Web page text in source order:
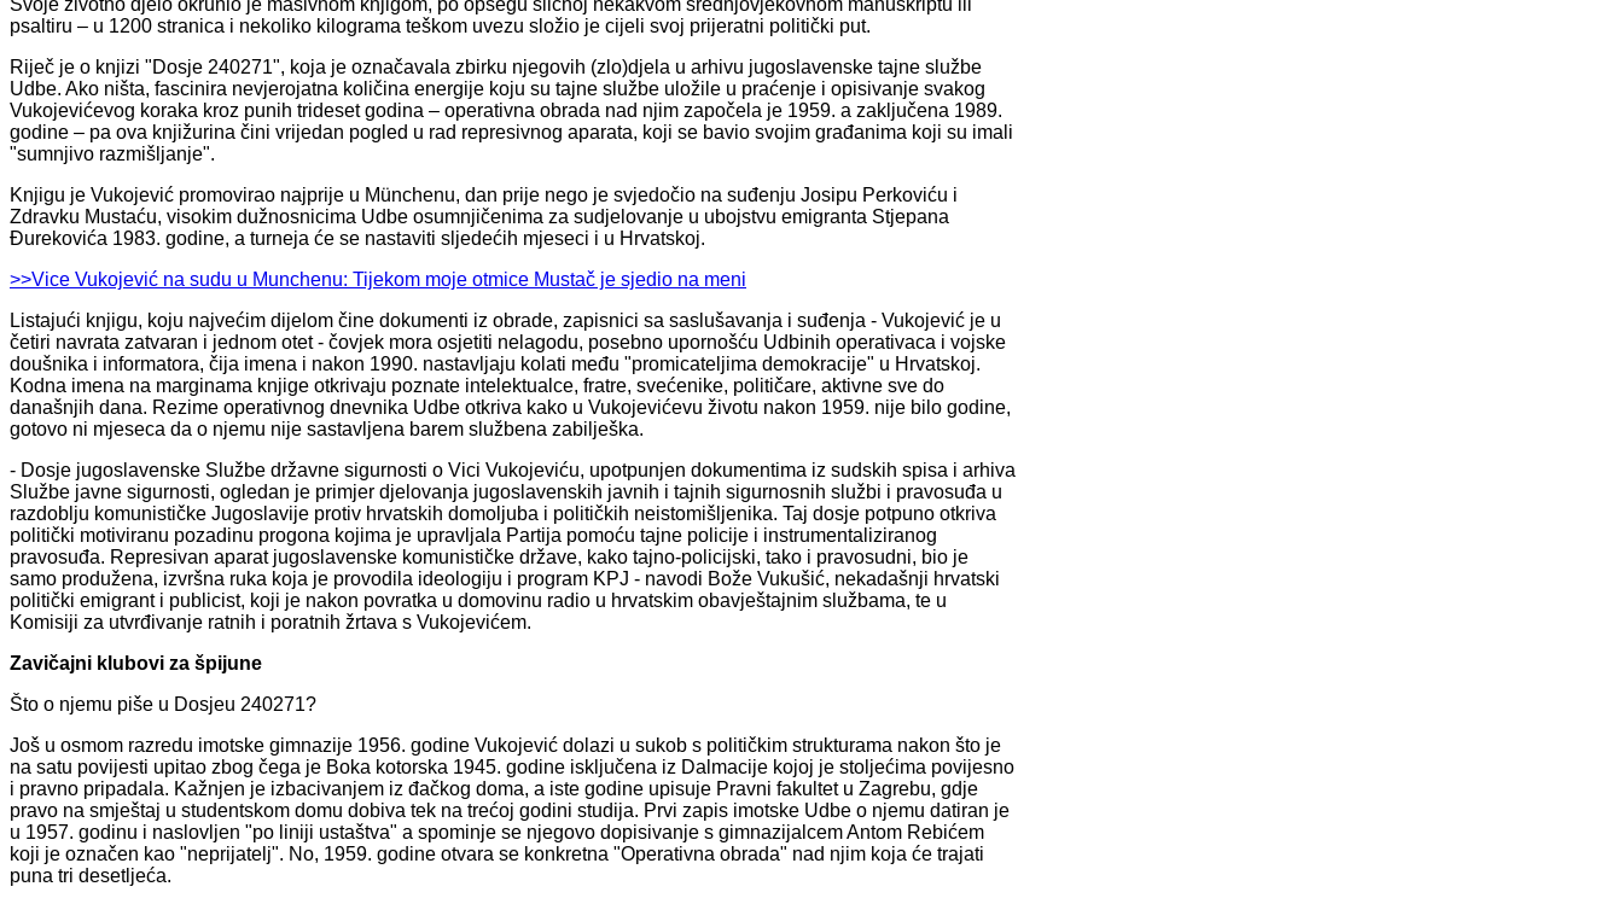
psaltiru – u 1200 stranica i nekoliko kilograma teškom uvezu složio je cijeli svoj prijeratni politički put.
Riječ je o knjizi "Dosje 240271", koja je označavala zbirku njegovih (zlo)djela u arhivu jugoslavenske tajne službe
Udbe. Ako ništa, fascinira nevjerojatna količina energije koju su tajne službe uložile u praćenje i opisivanje svakog
Vukojevićevog koraka kroz punih trideset godina – operativna obrada nad njim započela je 1959. a zaključena 1989.
godine – pa ova knjižurina čini vrijedan pogled u rad represivnog aparata, koji se bavio svojim građanima koji su imali
"sumnjivo razmišljanje".
Knjigu je Vukojević promovirao najprije u Münchenu, dan prije nego je svjedočio na suđenju Josipu Perkoviću i
Zdravku Mustaću, visokim dužnosnicima Udbe osumnjičenima za sudjelovanje u ubojstvu emigranta Stjepana
Đurekovića 1983. godine, a turneja će se nastaviti sljedećih mjeseci i u Hrvatskoj.
>>Vice Vukojević na sudu u Munchenu: Tijekom moje otmice Mustač je sjedio na meni
Listajući knjigu, koju najvećim dijelom čine dokumenti iz obrade, zapisnici sa saslušavanja i suđenja - Vukojević je u
četiri navrata zatvaran i jednom otet - čovjek mora osjetiti nelagodu, posebno upornošću Udbinih operativaca i vojske
doušnika i informatora, čija imena i nakon 1990. nastavljaju kolati među "promicateljima demokracije" u Hrvatskoj.
Kodna imena na marginama knjige otkrivaju poznate intelektualce, fratre, svećenike, političare, aktivne sve do
današnjih dana. Rezime operativnog dnevnika Udbe otkriva kako u Vukojevićevu životu nakon 1959. nije bilo godine,
gotovo ni mjeseca da o njemu nije sastavljena barem službena zabilješka.
- Dosje jugoslavenske Službe državne sigurnosti o Vici Vukojeviću, upotpunjen dokumentima iz sudskih spisa i arhiva
Službe javne sigurnosti, ogledan je primjer djelovanja jugoslavenskih javnih i tajnih sigurnosnih službi i pravosuđa u
razdoblju komunističke Jugoslavije protiv hrvatskih domoljuba i političkih neistomišljenika. Taj dosje potpuno otkriva
politički motiviranu pozadinu progona kojima je upravljala Partija pomoću tajne policije i instrumentaliziranog
pravosuđa. Represivan aparat jugoslavenske komunističke države, kako tajno-policijski, tako i pravosudni, bio je
samo produžena, izvršna ruka koja je provodila ideologiju i program KPJ - navodi Bože Vukušić, nekadašnji hrvatski
politički emigrant i publicist, koji je nakon povratka u domovinu radio u hrvatskim obavještajnim službama, te u
Komisiji za utvrđivanje ratnih i poratnih žrtava s Vukojevićem.
Zavičajni klubovi za špijune
Što o njemu piše u Dosjeu 240271?
Još u osmom razredu imotske gimnazije 1956. godine Vukojević dolazi u sukob s političkim strukturama nakon što je
na satu povijesti upitao zbog čega je Boka kotorska 1945. godine isključena iz Dalmacije kojoj je stoljećima povijesno
i pravno pripadala. Kažnjen je izbacivanjem iz đačkog doma, a iste godine upisuje Pravni fakultet u Zagrebu, gdje
pravo na smještaj u studentskom domu dobiva tek na trećoj godini studija. Prvi zapis imotske Udbe o njemu datiran je
u 1957. godinu i naslovljen "po liniji ustaštva" a spominje se njegovo dopisivanje s gimnazijalcem Antom Rebićem
koji je označen kao "neprijatelj". No, 1959. godine otvara se konkretna "Operativna obrada" nad njim koja će trajati
puna tri desetljeća.